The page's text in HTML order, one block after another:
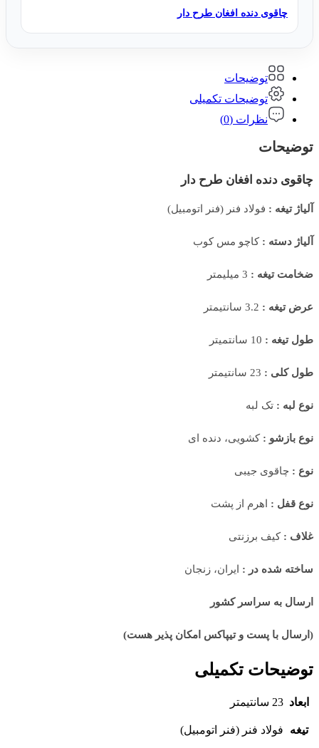
چاقوی دنده افغان طرح دار
توضیحات
توضیحات تکمیلی
نظرات (0)
توضیحات
چاقوی دنده افغان طرح دار
آلیاژ تیغه : فولاد فنر (فنر اتومبیل)
آلیاژ دسته : کاچو مس کوب
ضخامت تیغه :
عرض تیغه :
طول تیغه :
طول کلی :
نوع لبه : تک لبه
نوع بازشو : کشویی، دنده ای
نوع : چاقوی جیبی
نوع قفل : اهرم از پشت
غلاف : کیف برزنتی
ساخته شده در : ایران، زنجان
ارسال به سراسر کشور
(ارسال با پست و تیپاکس امکان پذیر هست)
توضیحات تکمیلی
ابعاد 23 سانتیمتر
تیغه فولاد فنر (فنر اتومبیل)